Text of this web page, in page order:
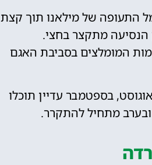
התעופה של מילאנו תוך קצת
הנסיעה מתקצר בחצי.
המומלצים בסביבת האגם
בספטמבר עדיין תוכלו
מתחיל להתקרר.